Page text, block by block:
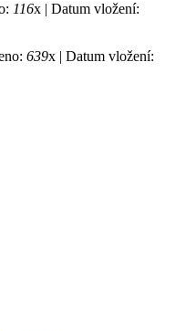
116x | Datum vložení:
639x | Datum vložení: